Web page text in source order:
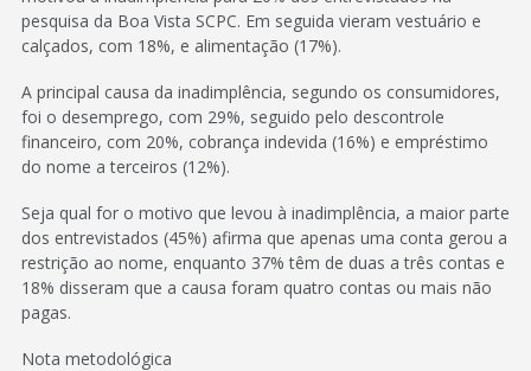
pesquisa da Boa Vista SCPC. Em seguida vieram vestuário e
calçados, com 18%, e alimentação (17%).
A principal causa da inadimplência, segundo os consumidores,
foi o desemprego, com 29%, seguido pelo descontrole
financeiro, com 20%, cobrança indevida (16%) e empréstimo
do nome a terceiros (12%).
Seja qual for o motivo que levou à inadimplência, a maior parte
dos entrevistados (45%) afirma que apenas uma conta gerou a
restrição ao nome, enquanto 37% têm de duas a três contas e
18% disseram que a causa foram quatro contas ou mais não
pagas.
Nota metodológica